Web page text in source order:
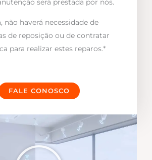
não haverá necessidade de
de reposição ou de contratar
para realizar estes reparos.*
FALE CONOSCO